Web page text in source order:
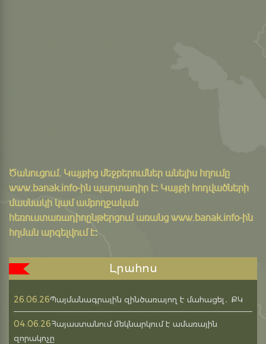
Ծանուցում․ Կայքից մեջբերումներ անելիս հղումը
www.banak.info-ին պարտադիր է: Կայքի հոդվածների
մասնակի կամ ամբողջական
հեռուստառադիոընթերցում առանց www.banak.info-ին
հղման արգելվում է:
Լրահոս
26.06.26Պայմանագրային զինծառայող է մահացել․ ՔԿ
04.06.26Հայաստանում մեկնարկում է ամառային
զորակոչը